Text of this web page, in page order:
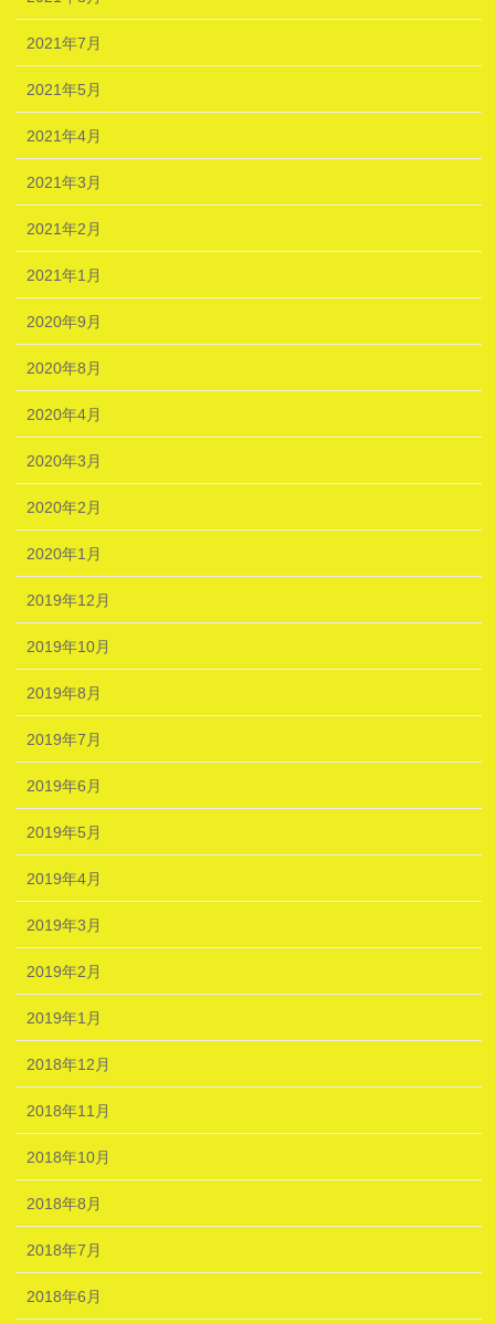
2021年7月
2021年5月
2021年4月
2021年3月
2021年2月
2021年1月
2020年9月
2020年8月
2020年4月
2020年3月
2020年2月
2020年1月
2019年12月
2019年10月
2019年8月
2019年7月
2019年6月
2019年5月
2019年4月
2019年3月
2019年2月
2019年1月
2018年12月
2018年11月
2018年10月
2018年8月
2018年7月
2018年6月